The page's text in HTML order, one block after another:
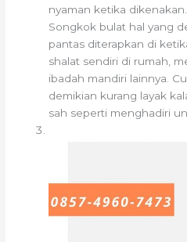
nyaman ketika dikenakan.
Songkok bulat hal yang
pantas diterapkan di
shalat sendiri di rumah,
ibadah mandiri lainnya.
demikian kurang layak
sah seperti menghadiri